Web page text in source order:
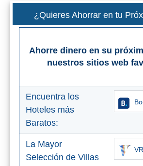
¿Quieres Ahorrar en tu
Ahorre dinero en su
nuestros sitios web
Encuentra los
Hoteles más
Baratos:
La Mayor
Selección de Villas